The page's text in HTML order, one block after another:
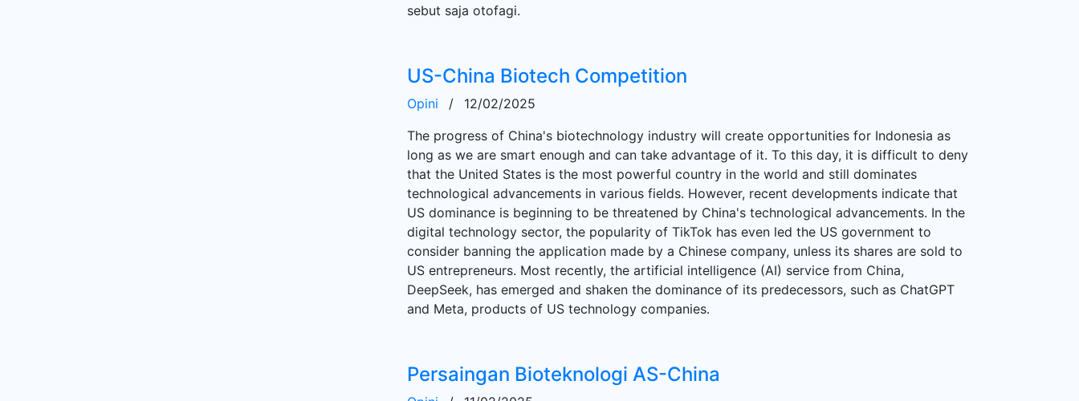
sebut saja otofagi.
US-China Biotech Competition
Opini /
12/02/2025
The progress of China's biotechnology industry will create opportunities for Indonesia as
long as we are smart enough and can take advantage of it. To this day, it is difficult to deny
that the United States is the most powerful country in the world and still dominates
technological advancements in various fields. However, recent developments indicate that
US dominance is beginning to be threatened by China's technological advancements. In the
digital technology sector, the popularity of TikTok has even led the US government to
consider banning the application made by a Chinese company, unless its shares are sold to
US entrepreneurs. Most recently, the artificial intelligence (AI) service from China,
DeepSeek, has emerged and shaken the dominance of its predecessors, such as ChatGPT
and Meta, products of US technology companies.
Persaingan Bioteknologi AS-China